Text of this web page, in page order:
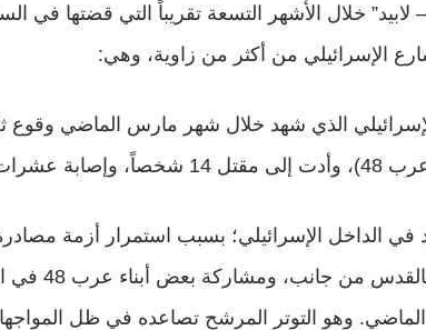
خلال الأشهر التسعة تقريباً التي قضتها في
الإسرائيلي من أكثر من زاوية، وهي:
الإسرائيلي الذي شهد خلال شهر مارس الماضي وقوع
غيرهم.
في الداخل الإسرائيلي؛ بسبب استمرار أزمة
العائلات العربية في حي
وهو التوتر المرشح تصاعده في ظل